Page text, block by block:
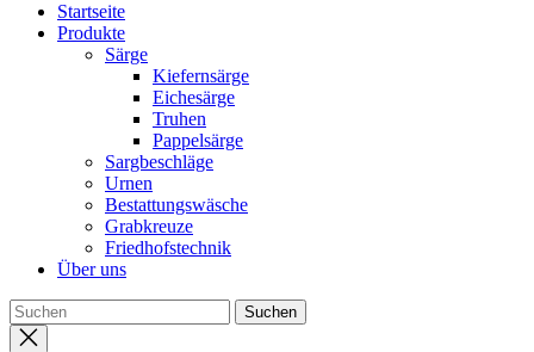
Startseite
Produkte
Särge
Kiefernsärge
Eichesärge
Truhen
Pappelsärge
Sargbeschläge
Urnen
Bestattungswäsche
Grabkreuze
Friedhofstechnik
Über uns
Close